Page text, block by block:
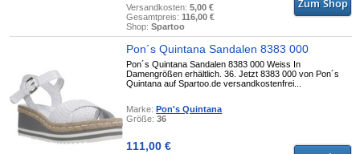
Versandkosten:5,00 €
Gesamtpreis:116,00 €
Shop:Spartoo
Pon´s Quintana Sandalen 8383 000
Pon´s Quintana Sandalen 8383 000 Weiss In
Damengrößen erhältlich. 36. Jetzt 8383 000 von Pon´s
Quintana auf Spartoo.de versandkostenfrei...
Marke:Pon's Quintana
Größe:36
111,00 €